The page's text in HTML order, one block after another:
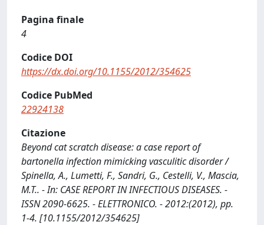
Pagina finale
4
Codice DOI
https://dx.doi.org/10.1155/2012/354625
Codice PubMed
22924138
Citazione
Beyond cat scratch disease: a case report of
bartonella infection mimicking vasculitic disorder /
Spinella, A., Lumetti, F., Sandri, G., Cestelli, V., Mascia,
M.T.. - In: CASE REPORT IN INFECTIOUS DISEASES. -
ISSN 2090-6625. - ELETTRONICO. - 2012:(2012), pp.
1-4. [10.1155/2012/354625]